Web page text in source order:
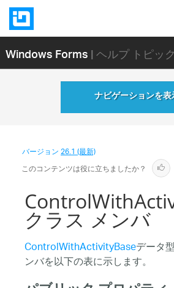
Windows Forms| ヘルプ トピック
ナビゲーションを
バージョン26.1 (最新)
このコンテンツは役に立ちましたか？
クラス メンバ
ControlWithActivityBaseデータ
ンバを以下の表に示します。